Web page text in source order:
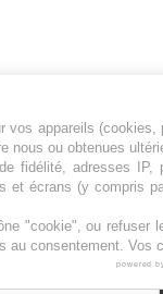
est
principalement de
des grosses
Plan du site |
appareils
ou obtenues
fidélité, adresses
écrans (y compris
"cookie", ou
consentement. Vos
powered